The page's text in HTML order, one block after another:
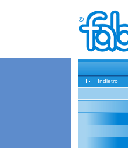
Indietro